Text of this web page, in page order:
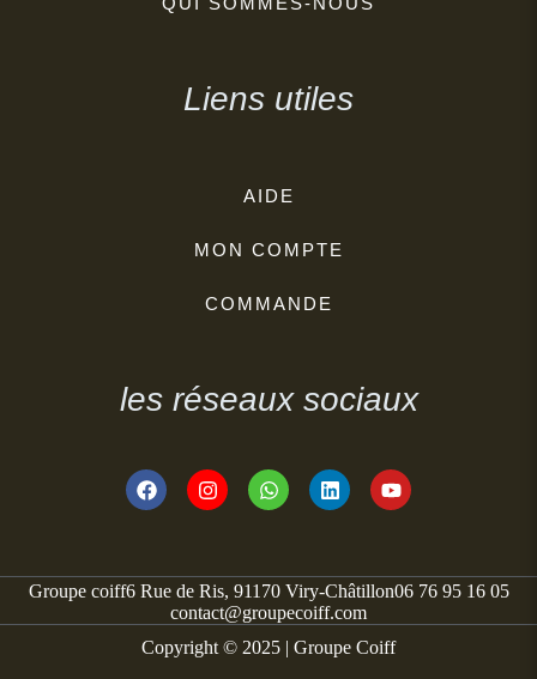
Liens utiles
AIDE
MON COMPTE
COMMANDE
les réseaux sociaux
Groupe coiff6 Rue de Ris, 91170 Viry-Châtillon06 76 95 16 05
contact@groupecoiff.com
Copyright © 2025 | Groupe Coiff